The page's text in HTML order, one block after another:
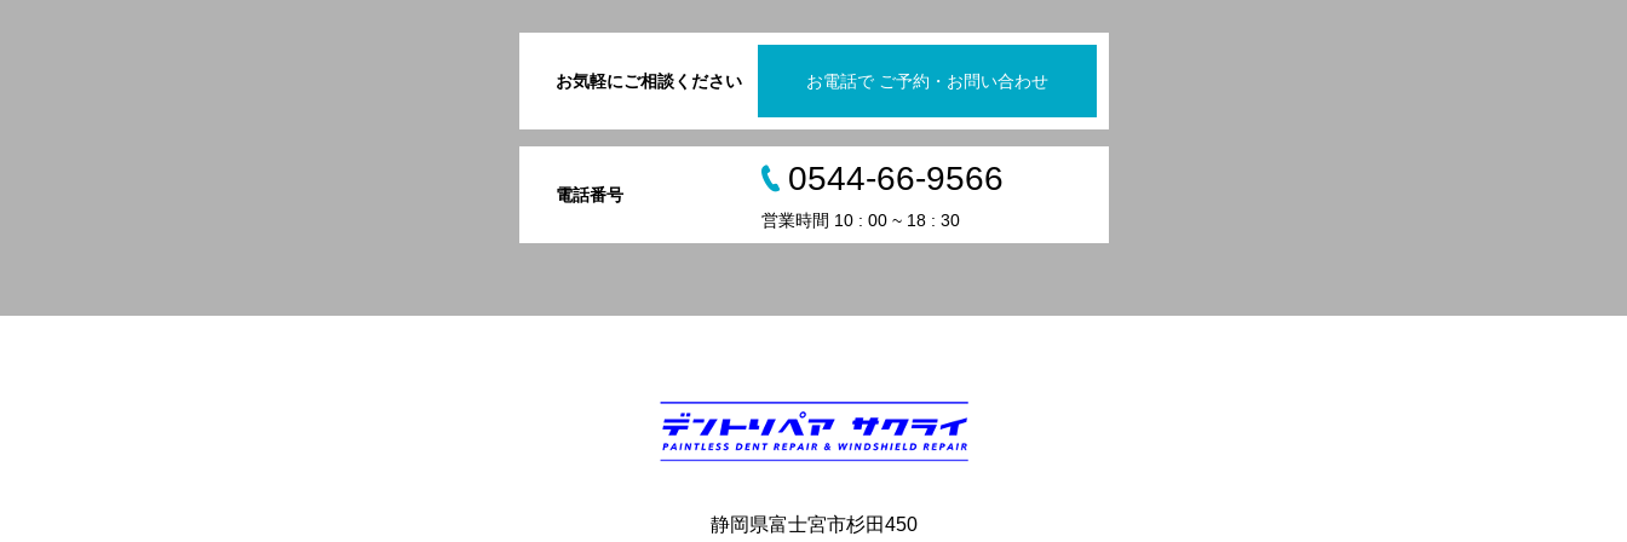
お気軽にご相談ください お電話で ご予約・お問い合わせ
電話番号 0544-66-9566
営業時間 10 : 00 ~ 18 : 30
静岡県富士宮市杉田450